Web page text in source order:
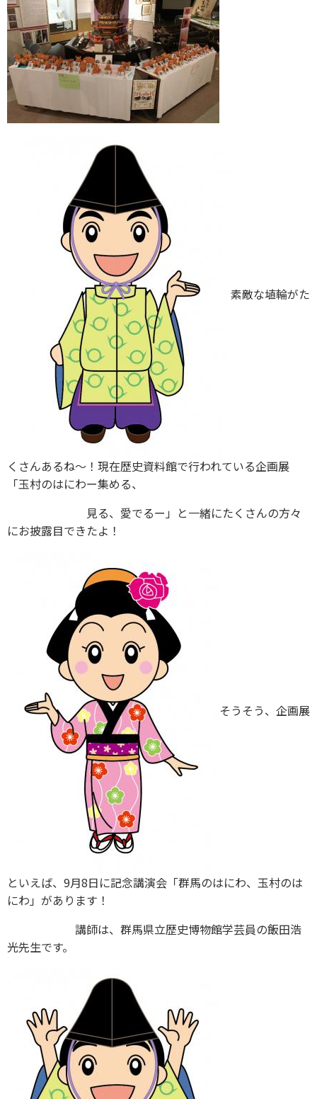
素敵な埴輪がた
くさんあるね～！現在歴史資料館で行われている企画展
「玉村のはにわー集める、
見る、愛でるー」と一緒にたくさんの方々
にお披露目できたよ！
そうそう、企画展
といえば、9月8日に記念講演会「群馬のはにわ、玉村のは
にわ」があります！
講師は、群馬県立歴史博物館学芸員の飯田浩
光先生です。